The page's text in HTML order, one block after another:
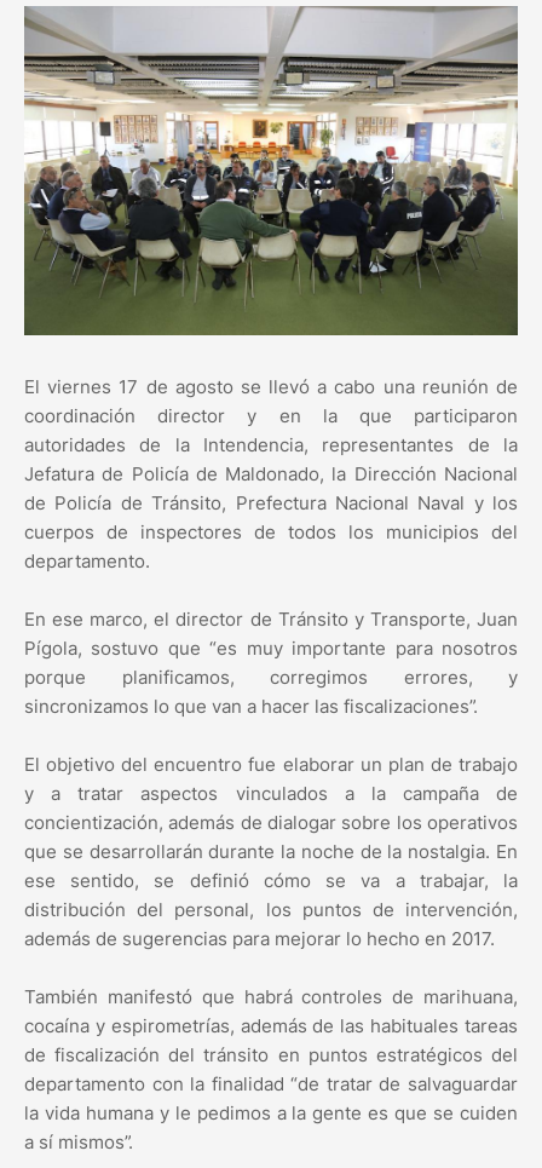
El viernes 17 de agosto se llevó a cabo una reunión de
coordinación director y en la que participaron
autoridades de la Intendencia, representantes de la
Jefatura de Policía de Maldonado, la Dirección Nacional
de Policía de Tránsito, Prefectura Nacional Naval y los
cuerpos de inspectores de todos los municipios del
departamento.
En ese marco, el director de Tránsito y Transporte, Juan
Pígola, sostuvo que “es muy importante para nosotros
porque planificamos, corregimos errores, y
sincronizamos lo que van a hacer las fiscalizaciones”.
El objetivo del encuentro fue elaborar un plan de trabajo
y a tratar aspectos vinculados a la campaña de
concientización, además de dialogar sobre los operativos
que se desarrollarán durante la noche de la nostalgia. En
ese sentido, se definió cómo se va a trabajar, la
distribución del personal, los puntos de intervención,
además de sugerencias para mejorar lo hecho en 2017.
También manifestó que habrá controles de marihuana,
cocaína y espirometrías, además de las habituales tareas
de fiscalización del tránsito en puntos estratégicos del
departamento con la finalidad “de tratar de salvaguardar
la vida humana y le pedimos a la gente es que se cuiden
a sí mismos”.